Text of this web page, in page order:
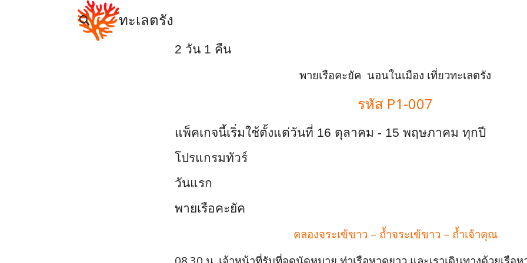
ทะเลตรัง
2 วัน 1 คืน
พายเรือคะยัค นอนในเมือง เที่ยวทะเลตรัง
รหัส P1-007
แพ็คเกจนี้เริ่มใช้ตั้งแต่วันที่ 16 ตุลาคม - 15 พฤษภาคม ทุกปี
โปรแกรมทัวร์
วันแรก
พายเรือคะยัค
คลองจระเข้ขาว – ถ้ำจระเข้ขาว – ถ้ำเจ้าคุณ